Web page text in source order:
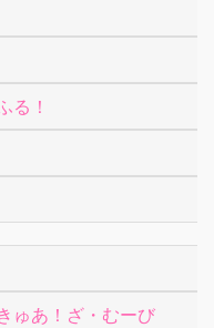
る！
ゅあ！ざ・むーび